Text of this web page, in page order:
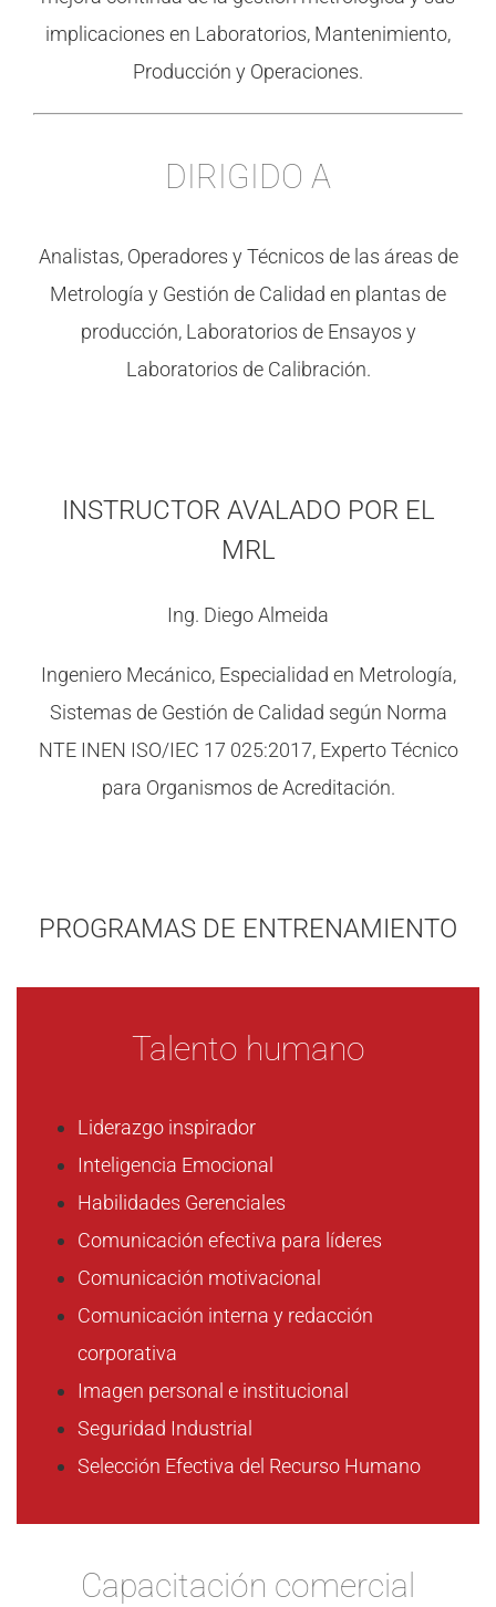
implicaciones en Laboratorios, Mantenimiento,
Producción y Operaciones.
DIRIGIDO A
Analistas, Operadores y Técnicos de las áreas de
Metrología y Gestión de Calidad en plantas de
producción, Laboratorios de Ensayos y
Laboratorios de Calibración.
INSTRUCTOR AVALADO POR EL
MRL
Ing. Diego Almeida
Ingeniero Mecánico, Especialidad en Metrología,
Sistemas de Gestión de Calidad según Norma
NTE INEN ISO/IEC 17 025:2017, Experto Técnico
para Organismos de Acreditación.
PROGRAMAS DE ENTRENAMIENTO
Talento humano
Liderazgo inspirador
Inteligencia Emocional
Habilidades Gerenciales
Comunicación efectiva para líderes
Comunicación motivacional
Comunicación interna y redacción
corporativa
Imagen personal e institucional
Seguridad Industrial
Selección Efectiva del Recurso Humano
Capacitación comercial